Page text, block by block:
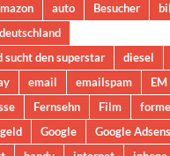
auto Besucher
deutschland
sucht den superstar
diesel
email emailspam
Fernsehn Film
geld Google
Google